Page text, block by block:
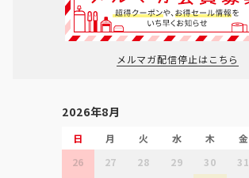
メルマガ配信停止はこちら
2026年8月
日 月 火 水 木 金
26
27 28 29 30 31